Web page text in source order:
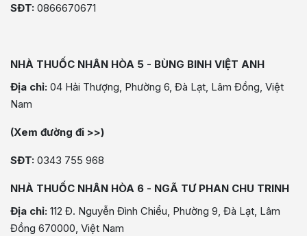
SĐT: 0866670671
NHÀ THUỐC NHÂN HÒA 5 - BÙNG BINH VIỆT ANH
Địa chỉ: 04 Hải Thượng, Phường 6, Đà Lạt, Lâm Đồng, Việt
Nam
(Xem đường đi >>)
SĐT: 0343 755 968
NHÀ THUỐC NHÂN HÒA 6 - NGÃ TƯ PHAN CHU TRINH
Địa chỉ: 112 Đ. Nguyễn Đình Chiểu, Phường 9, Đà Lạt, Lâm
Đồng 670000, Việt Nam